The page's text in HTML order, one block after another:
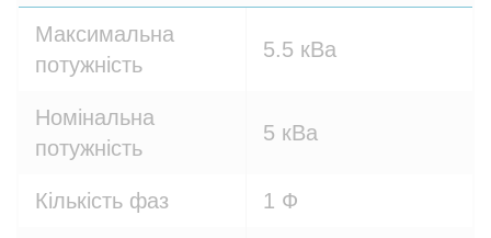
Максимальна
потужність
5.5 кВа
Номінальна
потужність
5 кВа
Кількість фаз 1 Ф